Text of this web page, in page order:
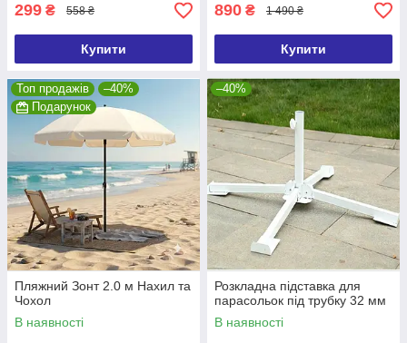
299 ₴ 558 ₴
Купити
890 ₴ 1 490 ₴
Купити
Топ продажів
–40%
Подарунок
Пляжний Зонт 2.0 м Нахил та
Чохол
В наявності
–40%
Розкладна підставка для
парасольок під трубку 32 мм
В наявності